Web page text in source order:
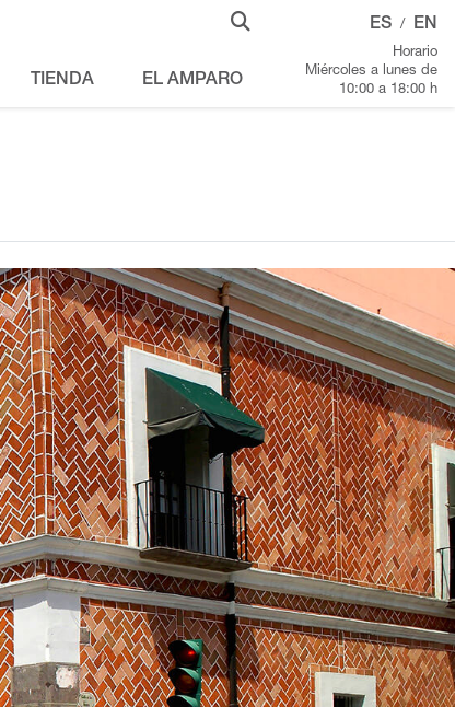
TIENDA EL AMPARO
ES / EN
Horario
Miércoles a lunes de
10:00 a 18:00 h